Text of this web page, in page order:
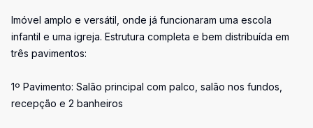
Imóvel amplo e versátil, onde já funcionaram uma escola
infantil e uma igreja. Estrutura completa e bem distribuída em
três pavimentos:
1º Pavimento: Salão principal com palco, salão nos fundos,
recepção e 2 banheiros